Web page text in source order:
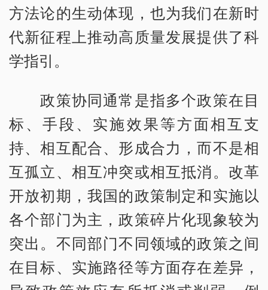
方法论的生动体现，也为我们在新时
代新征程上推动高质量发展提供了科
学指引。
政策协同通常是指多个政策在目
标、手段、实施效果等方面相互支
持、相互配合、形成合力，而不是相
互孤立、相互冲突或相互抵消。改革
开放初期，我国的政策制定和实施以
各个部门为主，政策碎片化现象较为
突出。不同部门不同领域的政策之间
在目标、实施路径等方面存在差异，